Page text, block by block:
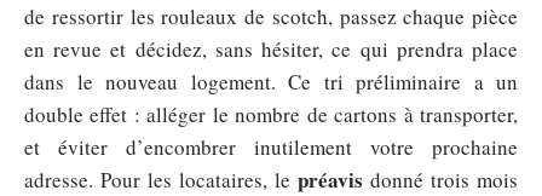
de ressortir les rouleaux de scotch, passez chaque pièce
en revue et décidez, sans hésiter, ce qui prendra place
dans le nouveau logement. Ce tri préliminaire a un
double effet : alléger le nombre de cartons à transporter,
et éviter d’encombrer inutilement votre prochaine
adresse. Pour les locataires, le préavis donné trois mois